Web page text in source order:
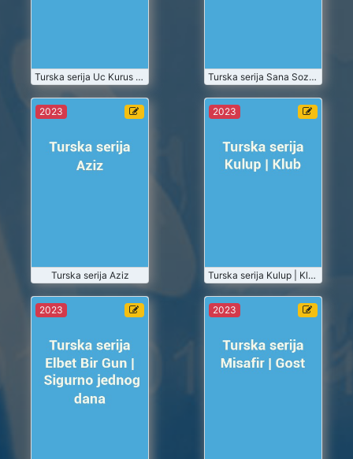
Turska serija Uc Kurus | Tri novčića
2023-07-01 Turska serija Sana Soz | Moje obećanje
2023-07-01
2023
Turska serija Aziz
Turska serija
2023-07
2023-07-01
2023
Turska serija Kulup | Klub
Turska serija
2023-07
2023-07-01
2023
Turska serija
| Sigurno
jednog dana
2023-07
2023
Turska serija
2023-07